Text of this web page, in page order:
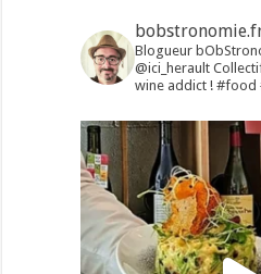
Blogueur
@ici_herault
wine addict !#food